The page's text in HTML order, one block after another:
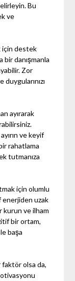
Bu
ve
için destek
bir danışmanla
Zor
ayırarak
ve keyif
rahatlama
tutmanıza
için olumlu
enerjiden uzak
kurun ve ilham
bir ortam,
başa
olsa da,